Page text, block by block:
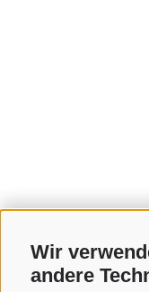
Wir
andere